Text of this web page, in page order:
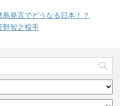
発言でどうなる日本！？
智之投手